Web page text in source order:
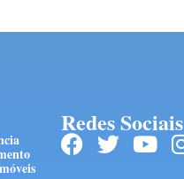
Redes Sociais